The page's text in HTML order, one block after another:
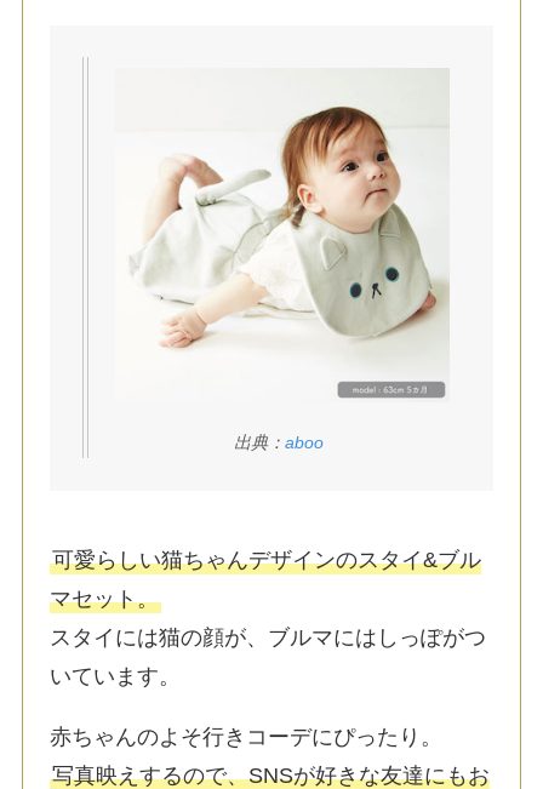
出典：aboo
可愛らしい猫ちゃんデザインのスタイ&ブル
マセット。
スタイには猫の顔が、ブルマにはしっぽがつ
いています。
赤ちゃんのよそ行きコーデにぴったり。
写真映えするので、SNSが好きな友達にもお